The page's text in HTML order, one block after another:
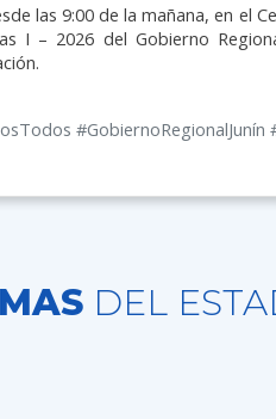
las 9:00 de la mañana, en el
I – 2026 del Gobierno
#GobiernoRegionalJunín
DEL